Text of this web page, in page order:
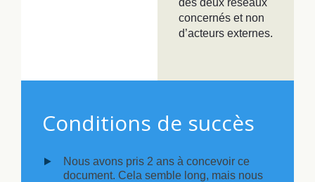
concernés et non
d’acteurs externes.
Conditions de succès
Nous avons pris 2 ans à concevoir ce
document. Cela semble long, mais nous